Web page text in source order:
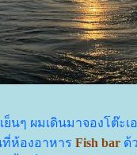
นๆ ผมเดินมาจองโต๊ะเ
ที่ห้องอาหาร Fish bar ด้